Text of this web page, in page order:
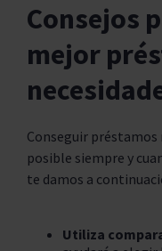
Consejos
mejor
Conseguir préstamos
posible siempre y
te damos a
Utiliza